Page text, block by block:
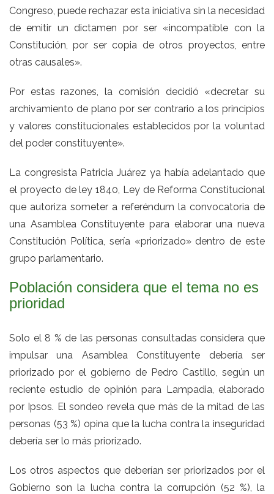
Congreso, puede rechazar esta iniciativa sin la necesidad
de emitir un dictamen por ser «incompatible con la
Constitución, por ser copia de otros proyectos, entre
otras causales».
Por estas razones, la comisión decidió «decretar su
archivamiento de plano por ser contrario a los principios
y valores constitucionales establecidos por la voluntad
del poder constituyente».
La congresista Patricia Juárez ya había adelantado que
el proyecto de ley 1840, Ley de Reforma Constitucional
que autoriza someter a referéndum la convocatoria de
una Asamblea Constituyente para elaborar una nueva
Constitución Política, sería «priorizado» dentro de este
grupo parlamentario.
Población considera que el tema no es
prioridad
Solo el 8 % de las personas consultadas considera que
impulsar una Asamblea Constituyente debería ser
priorizado por el gobierno de Pedro Castillo, según un
reciente estudio de opinión para Lampadia, elaborado
por Ipsos. El sondeo revela que más de la mitad de las
personas (53 %) opina que la lucha contra la inseguridad
debería ser lo más priorizado.
Los otros aspectos que deberían ser priorizados por el
Gobierno son la lucha contra la corrupción (52 %), la